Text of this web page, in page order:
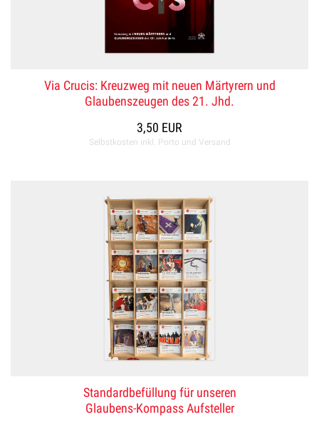
Via Crucis: Kreuzweg mit neuen Märtyrern und
Glaubenszeugen des 21. Jhd.
3,50 EUR
Selbstkosten inkl. Porto und Versand
Standardbefüllung für unseren
Glaubens-Kompass Aufsteller